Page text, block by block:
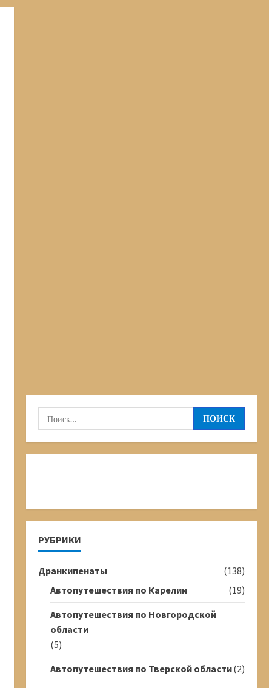
Найти:
РУБРИКИ
Дранкипенаты
(138)
Автопутешествия по Карелии
(19)
Автопутешествия по Новгородской
области
(5)
Автопутешествия по Тверской области(2)